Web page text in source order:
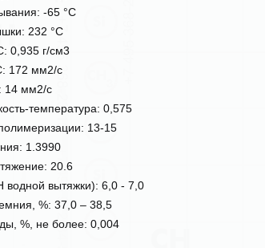
-65 °С
232 °С
0,935 г/см3
172 мм2/с
14 мм2/с
температура: 0,575
13-15
1.3990
20.6
водной вытяжки): 6,0 - 7,0
%: 37,0 – 38,5
%, не более: 0,004